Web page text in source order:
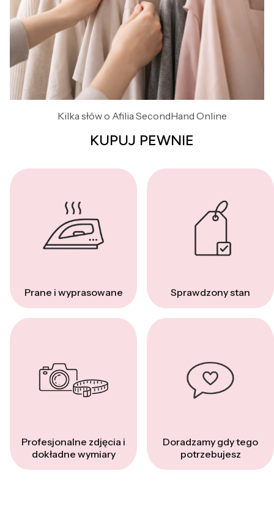
Kilka słów o Afilia SecondHand Online
KUPUJ PEWNIE
Prane i wyprasowane Sprawdzony stan
Profesjonalne zdjęcia i
dokładne wymiary
Doradzamy gdy tego
potrzebujesz